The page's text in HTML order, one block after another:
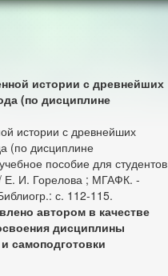
истории с древнейших
(по дисциплине
истории с древнейших
(по дисциплине
пособие для студентов
/ Е. И. Горелова ; МГАФК. -
с. 112-115.
автором в качестве
дисциплины
самоподготовки